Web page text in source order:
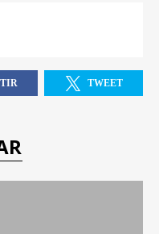
TWEET